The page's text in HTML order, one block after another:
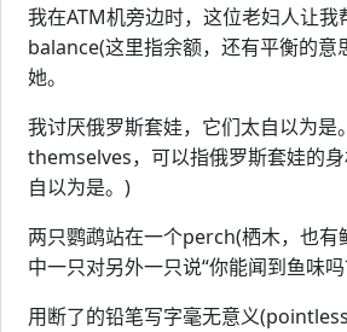
我在ATM机旁边时，这位老妇人让我
balance(这里指余额，还有平衡的意
她。
我讨厌俄罗斯套娃，它们太自以为
themselves，可以指俄罗斯套娃的
自以为是。)
两只鹦鹉站在一个perch(栖木，也有
中一只对另外一只说“你能闻到鱼味吗
用断了的铅笔写字毫无意义